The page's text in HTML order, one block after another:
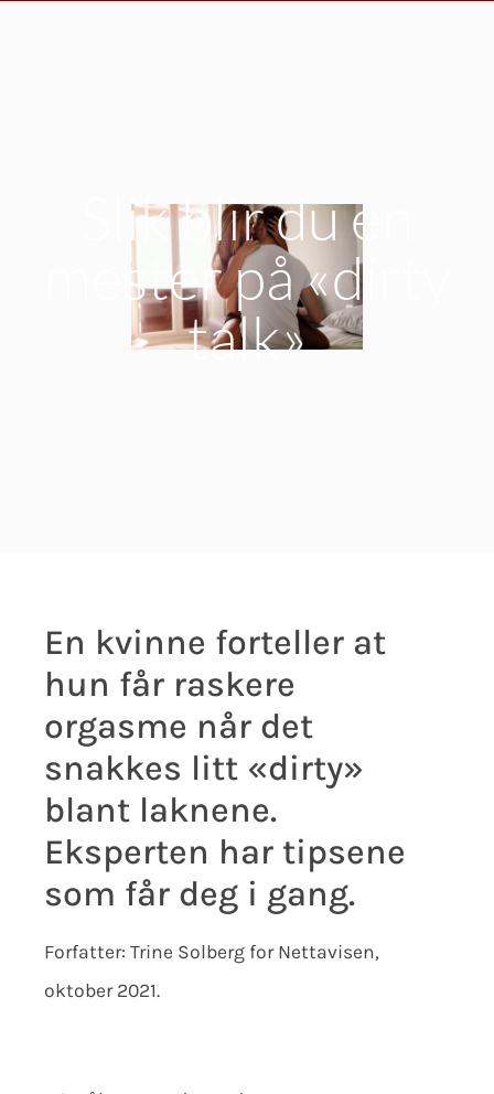
Slik blir du en
mester på «dirty
talk»
En kvinne forteller at
hun får raskere
orgasme når det
snakkes litt «dirty»
blant laknene.
Eksperten har tipsene
som får deg i gang.
Forfatter: Trine Solberg for Nettavisen,
oktober 2021.